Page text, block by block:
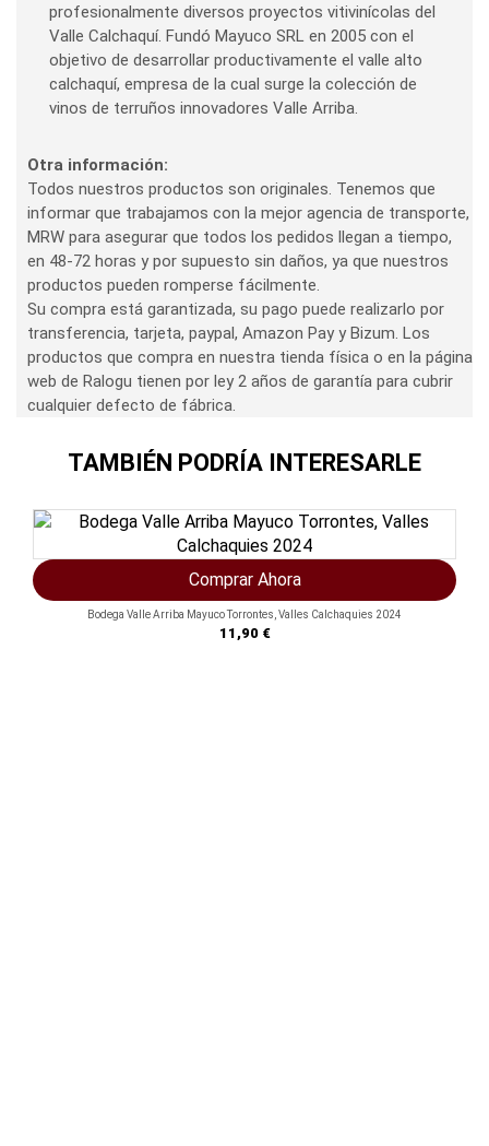
profesionalmente diversos proyectos vitivinícolas del
Valle Calchaquí. Fundó Mayuco SRL en 2005 con el
objetivo de desarrollar productivamente el valle alto
calchaquí, empresa de la cual surge la colección de
vinos de terruños innovadores Valle Arriba.
Otra información:
Todos nuestros productos son originales. Tenemos que
informar que trabajamos con la mejor agencia de transporte,
MRW para asegurar que todos los pedidos llegan a tiempo,
en 48-72 horas y por supuesto sin daños, ya que nuestros
productos pueden romperse fácilmente.
Su compra está garantizada, su pago puede realizarlo por
transferencia, tarjeta, paypal, Amazon Pay y Bizum. Los
productos que compra en nuestra tienda física o en la página
web de Ralogu tienen por ley 2 años de garantía para cubrir
cualquier defecto de fábrica.
TAMBIÉN PODRÍA INTERESARLE
Comprar Ahora
Bodega Valle Arriba Mayuco Torrontes, Valles Calchaquies 2024
Precio
11,90 €